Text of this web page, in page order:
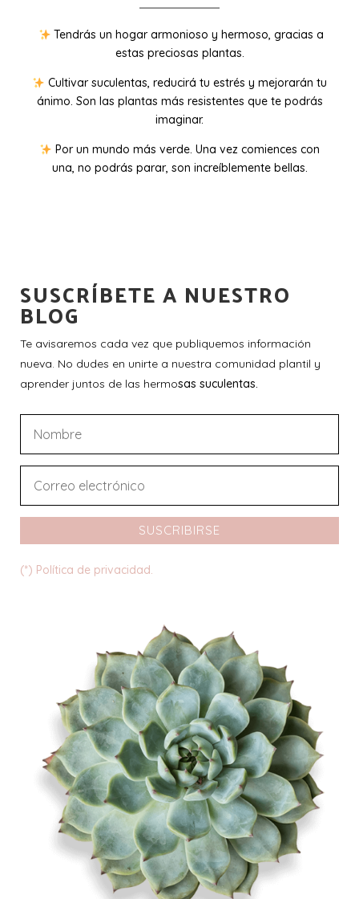
Tendrás un hogar armonioso y hermoso, gracias a
estas preciosas plantas.
Cultivar suculentas, reducirá tu estrés y mejorarán tu
ánimo. Son las plantas más resistentes que te podrás
imaginar.
Por un mundo más verde. Una vez comiences con
una, no podrás parar, son increíblemente bellas.
SUSCRÍBETE A NUESTRO
BLOG
Te avisaremos cada vez que publiquemos información
nueva. No dudes en unirte a nuestra comunidad plantil y
aprender juntos de las hermosas suculentas.
SUSCRIBIRSE
(*) Política de privacidad.